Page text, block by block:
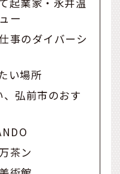
ー
事のダイバーシ
い場所
弘前市のおす
茶ン